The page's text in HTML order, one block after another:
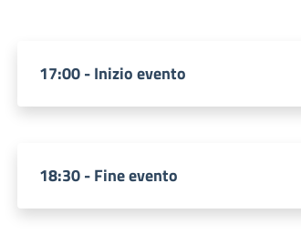
17:00 - Inizio evento
18:30 - Fine evento